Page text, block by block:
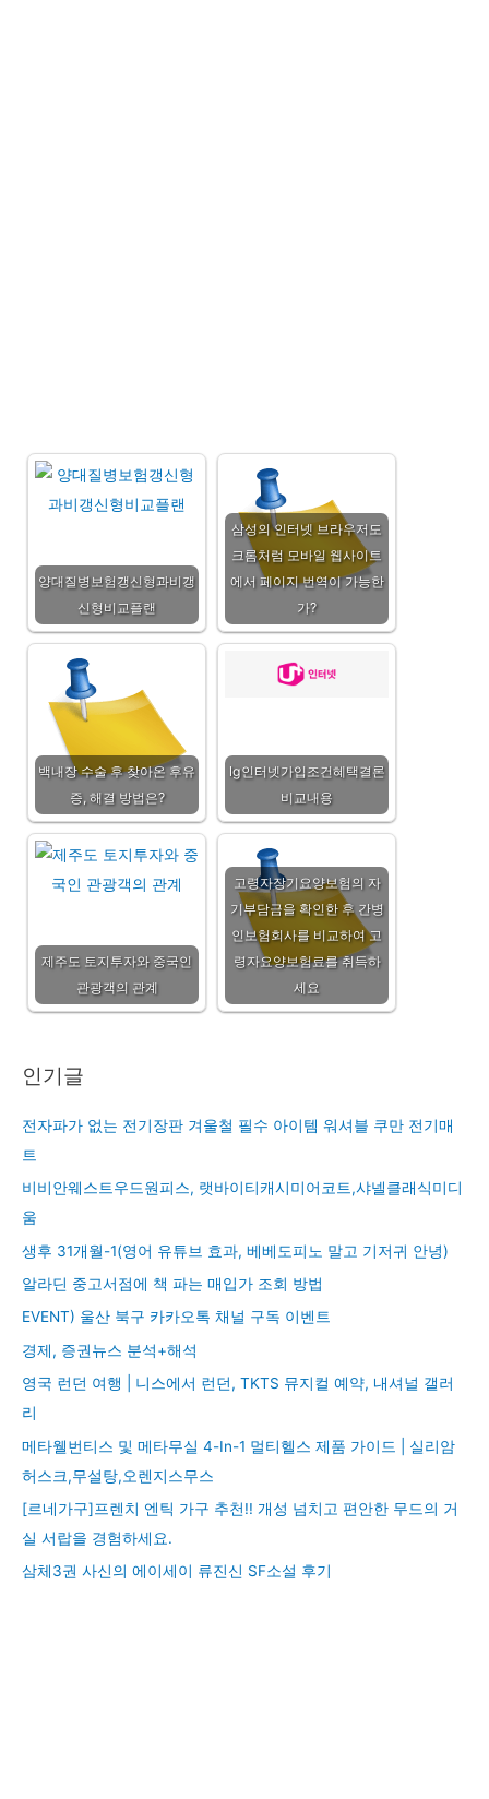
양대질병보험갱신형과비갱
신형비교플랜
삼성의 인터넷 브라우저도
크롬처럼 모바일 웹사이트
에서 페이지 번역이 가능한
가?
백내장 수술 후 찾아온 후유
증, 해결 방법은?
lg인터넷가입조건혜택결론
비교내용
제주도 토지투자와 중국인
관광객의 관계
고령자장기요양보험의 자
기부담금을 확인한 후 간병
인보험회사를 비교하여 고
령자요양보험료를 취득하
세요
인기글
전자파가 없는 전기장판 겨울철 필수 아이템 워셔블 쿠만 전기매
트
비비안웨스트우드원피스, 랫바이티캐시미어코트,샤넬클래식미디
움
생후 31개월-1(영어 유튜브 효과, 베베도피노 말고 기저귀 안녕)
알라딘 중고서점에 책 파는 매입가 조회 방법
EVENT) 울산 북구 카카오톡 채널 구독 이벤트
경제, 증권뉴스 분석+해석
영국 런던 여행 | 니스에서 런던, TKTS 뮤지컬 예약, 내셔널 갤러
리
메타웰번티스 및 메타무실 4-In-1 멀티헬스 제품 가이드 | 실리암
허스크,무설탕,오렌지스무스
[르네가구]프렌치 엔틱 가구 추천!! 개성 넘치고 편안한 무드의 거
실 서랍을 경험하세요.
삼체3권 사신의 에이세이 류진신 SF소설 후기